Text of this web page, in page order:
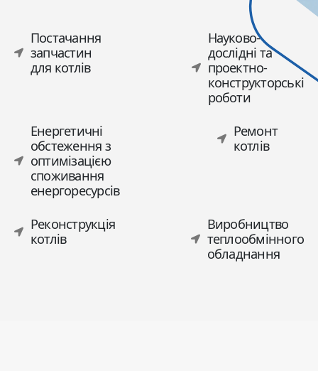
Постачання
запчастин
для котлів
Науково-
дослідні та
проектно-
конструкторські
роботи
Енергетичні
обстеження з
оптимізацією
споживання
енергоресурсів
Ремонт
котлів
Реконструкція
котлів
Виробництво
теплообмінного
обладнання